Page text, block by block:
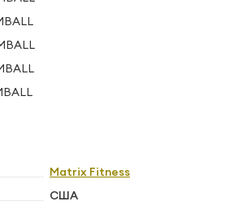
Matrix Fitness
США